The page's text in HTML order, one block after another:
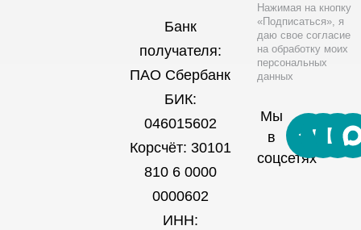
Банк
получателя:
ПАО Сбербанк
БИК:
046015602
Корсчёт: 30101
810 6 0000
0000602
ИНН:
Нажимая на кнопку
«Подписаться», я
даю свое согласие
на обработку моих
персональных
данных
Мы
в
соцсетях